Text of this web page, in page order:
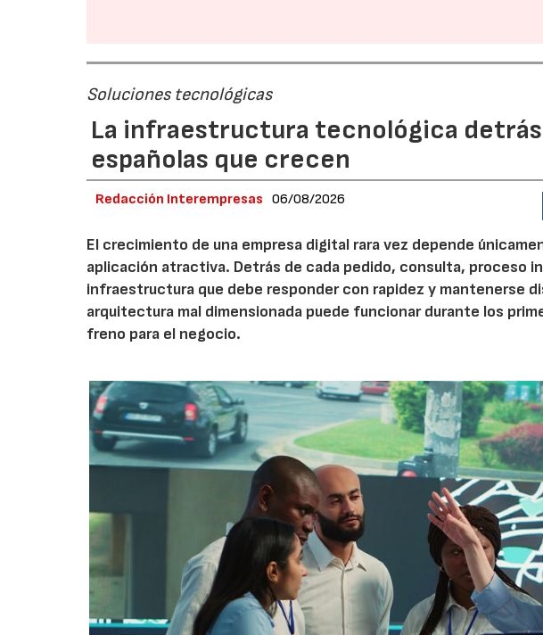
Soluciones tecnológicas
La infraestructura tecnológica detrás
españolas que crecen
Redacción Interempresas 06/08/2026
El crecimiento de una empresa digital rara vez depende
aplicación atractiva. Detrás de cada pedido, consulta, proceso
infraestructura que debe responder con rapidez y mantenerse
arquitectura mal dimensionada puede funcionar durante los
freno para el negocio.